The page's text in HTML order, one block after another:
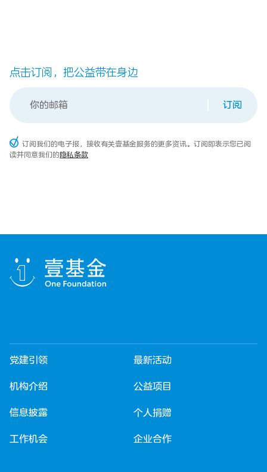
点击订阅，把公益带在身边
订阅
订阅我们的电子报，接收有关壹基金服务的更多资讯。订阅即表示您已阅
读并同意我们的隐私条款
党建引领
机构介绍
信息披露
工作机会
最新活动
公益项目
个人捐赠
企业合作